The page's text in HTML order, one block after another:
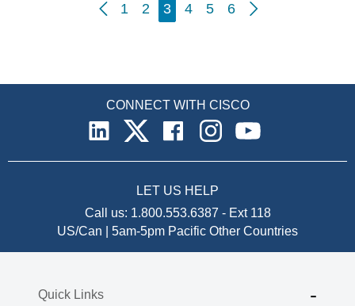
1 2 3 4 5 6
CONNECT WITH CISCO
LET US HELP
Call us: 1.800.553.6387 - Ext 118
US/Can | 5am-5pm Pacific Other Countries